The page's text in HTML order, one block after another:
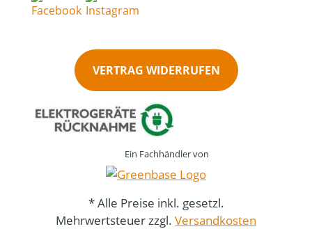
VERTRAG WIDERRUFEN
Ein Fachhändler von
* Alle Preise inkl. gesetzl.
Mehrwertsteuer zzgl. Versandkosten